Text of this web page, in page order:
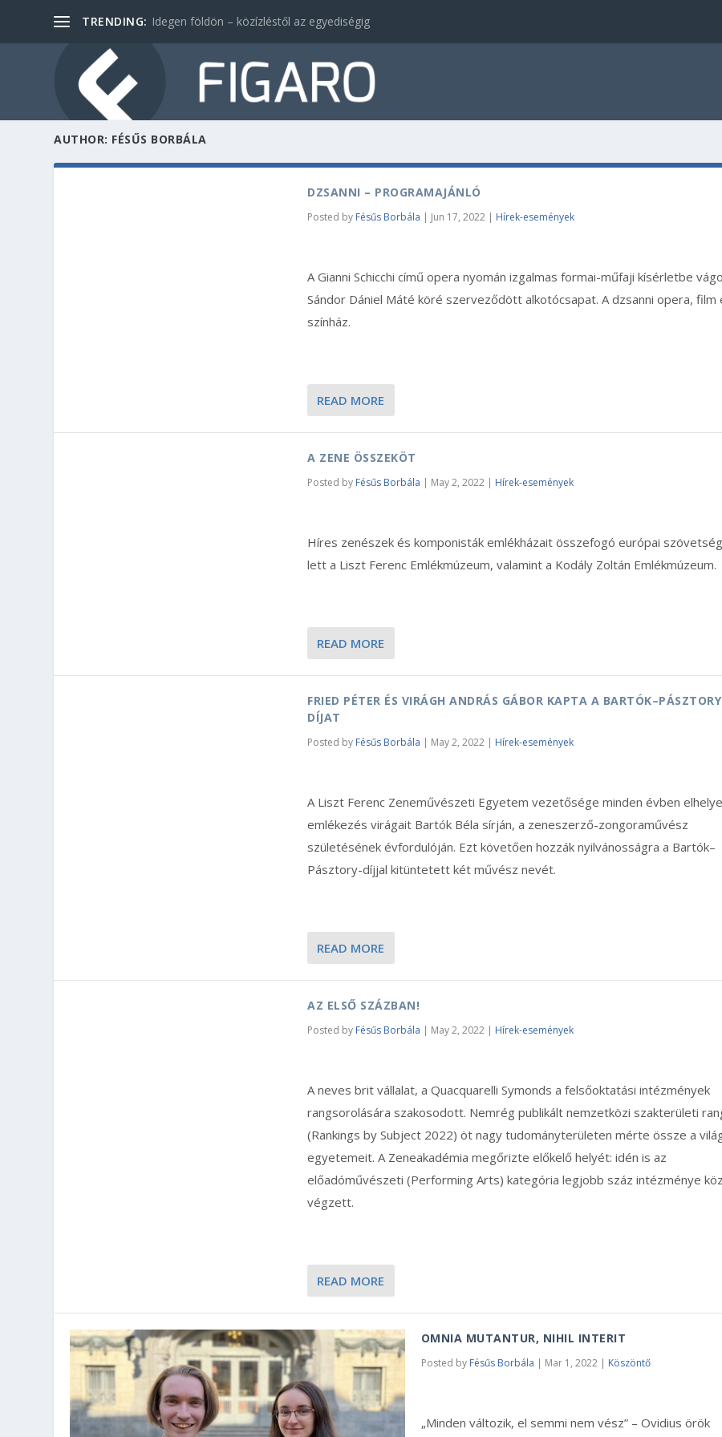
TRENDING: Idegen földön – közízléstől az egyediségig
AUTHOR: FÉSŰS BORBÁLA
DZSANNI – PROGRAMAJÁNLÓ
Posted by Fésűs Borbála | Jun 17, 2022 | Hírek-események
A Gianni Schicchi című opera nyomán izgalmas formai-műfaji kísérletbe
Sándor Dániel Máté köré szerveződött alkotócsapat. A dzsanni opera, film
színház.
READ MORE
A ZENE ÖSSZEKÖT
Posted by Fésűs Borbála | May 2, 2022 | Hírek-események
Híres zenészek és komponisták emlékházait összefogó európai
lett a Liszt Ferenc Emlékmúzeum, valamint a Kodály Zoltán Emlékmúzeum.
READ MORE
FRIED PÉTER ÉS VIRÁGH ANDRÁS GÁBOR KAPTA A
DÍJAT
Posted by Fésűs Borbála | May 2, 2022 | Hírek-események
A Liszt Ferenc Zeneművészeti Egyetem vezetősége minden évben
emlékezés virágait Bartók Béla sírján, a zeneszerző-zongoraművész
születésének évfordulóján. Ezt követően hozzák nyilvánosságra a Bartók–
Pásztory-díjjal kitüntetett két művész nevét.
READ MORE
AZ ELSŐ SZÁZBAN!
Posted by Fésűs Borbála | May 2, 2022 | Hírek-események
A neves brit vállalat, a Quacquarelli Symonds a felsőoktatási intézmények
rangsorolására szakosodott. Nemrég publikált nemzetközi szakterületi
(Rankings by Subject 2022) öt nagy tudományterületen mérte össze a
egyetemeit. A Zeneakadémia megőrizte előkelő helyét: idén is az
előadóművészeti (Performing Arts) kategória legjobb száz intézménye
végzett.
READ MORE
OMNIA MUTANTUR, NIHIL INTERIT
Posted by Fésűs Borbála | Mar 1, 2022| Köszöntő
„Minden változik, el semmi nem vész” – Ovidius örök